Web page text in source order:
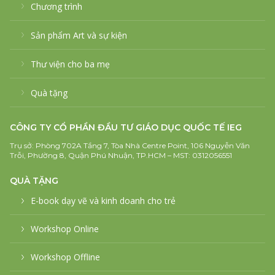
Chương trình
Sản phẩm Art và sự kiện
Thư viện cho ba mẹ
Quà tặng
CÔNG TY CỔ PHẦN ĐẦU TƯ GIÁO DỤC QUỐC TẾ IEG
Trụ sở: Phòng 702A Tầng 7, Tòa Nhà Centre Point, 106 Nguyễn Văn
Trỗi, Phường 8, Quận Phú Nhuận, TP.HCM – MST: 0312056551
QUÀ TẶNG
E-book dạy vẽ và kinh doanh cho trẻ
Workshop Online
Workshop Offline